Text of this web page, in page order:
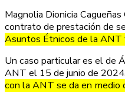
Magnolia Dionicia
contrato de prestación de
Asuntos Étnicos de la ANT
Un caso particular es el de
ANT el 15 de junio de
con la ANT se da en medio